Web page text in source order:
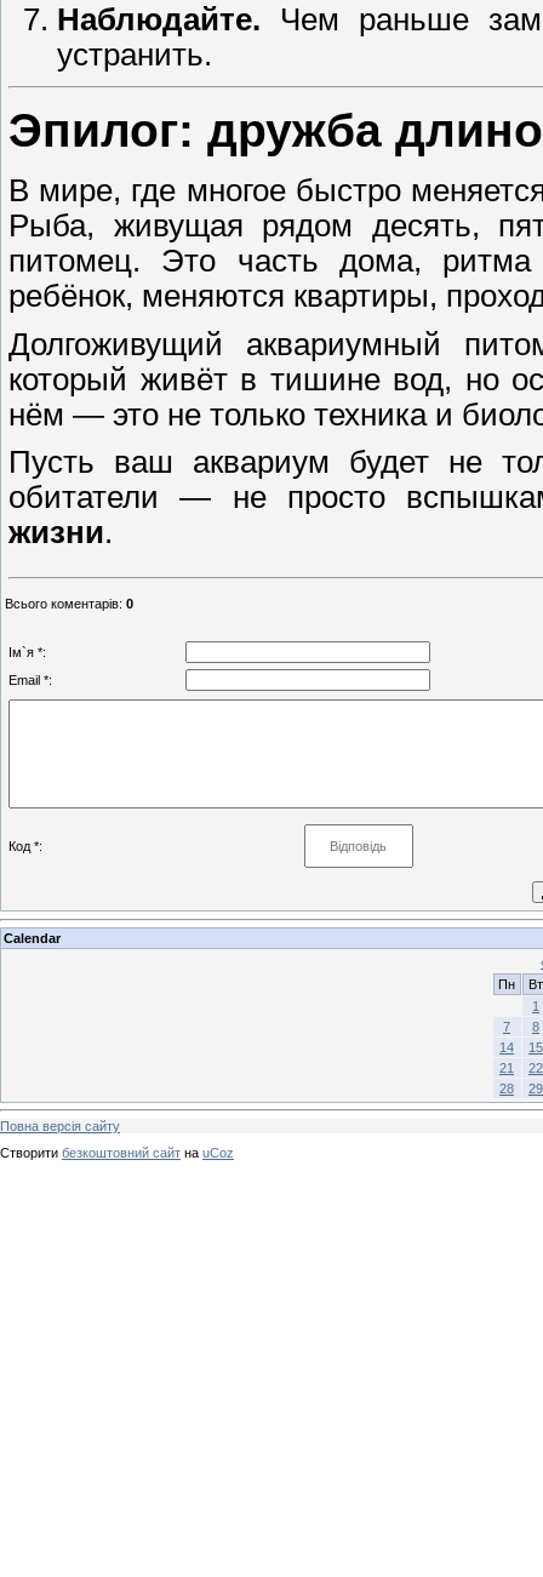
Наблюдайте. Чем раньше
устранить.
Эпилог: дружба
В мире, где многое быстро
Рыба, живущая рядом десять,
питомец. Это часть дома,
ребёнок, меняются квартиры,
Долгоживущий аквариумный
который живёт в тишине вод, но
нём — это не только техника и
Пусть ваш аквариум будет не
обитатели — не просто
жизни.
Всього коментарів: 0
Ім`я *:
Email *:
Код *:
Calendar
Пн
Вт
1
7
8
14
15
21
22
28
29
Повна версія сайту
Створити безкоштовний сайт на uCoz